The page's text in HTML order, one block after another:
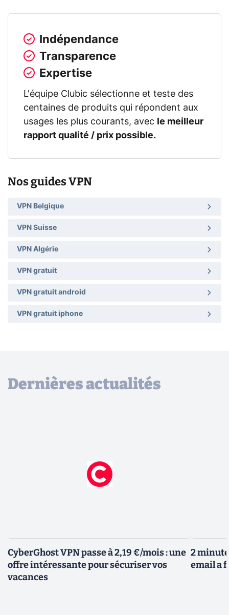
Indépendance
Transparence
Expertise
L'équipe Clubic sélectionne et teste des
centaines de produits qui répondent aux
usages les plus courants, avec
le meilleur
rapport qualité / prix possible.
Nos guides VPN
VPN Belgique
VPN Suisse
VPN Algérie
VPN gratuit
VPN gratuit android
VPN gratuit iphone
Dernières actualités
CyberGhost VPN passe à 2,19 €/mois : une
offre intéressante pour sécuriser vos
vacances
2
email a